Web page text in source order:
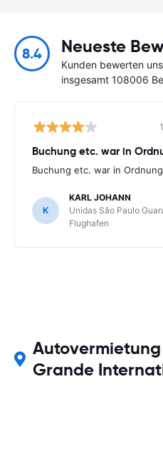
8.4 Neueste
Kunden bewerten
insgesamt 108006
Buchung etc. war in
Buchung etc. war in
K
KARL JOHANN
Unidas São Paulo
Flughafen
Grande